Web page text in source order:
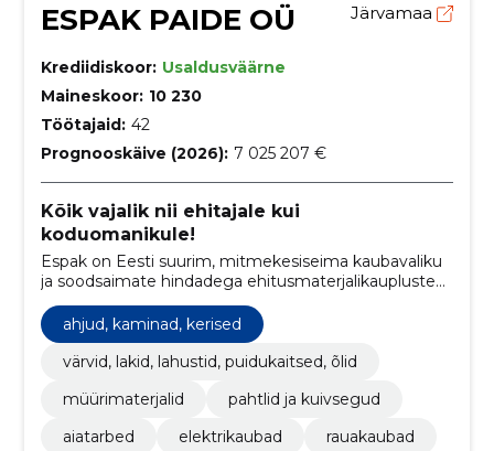
ESPAK PAIDE OÜ Järvamaa
Krediidiskoor: Usaldusväärne
Maineskoor: 10 230
Töötajaid: 42
Prognooskäive (2026): 7 025 207 €
Kõik vajalik nii ehitajale kui
koduomanikule!
Espak on Eesti suurim, mitmekesiseima kaubavaliku
ja soodsaimate hindadega ehitusmaterjalikaupluste
ahjud, kaminad, kerised
värvid, lakid, lahustid, puidukaitsed, õlid
müürimaterjalid
pahtlid ja kuivsegud
aiatarbed
elektrikaubad
rauakaubad